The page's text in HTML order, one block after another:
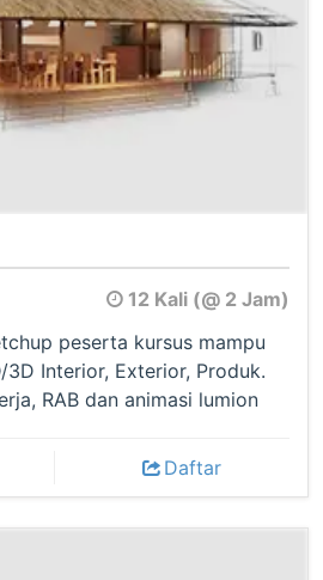
12 Kali (@ 2 Jam)
peserta kursus mampu
Interior, Exterior, Produk.
RAB dan animasi lumion
Daftar